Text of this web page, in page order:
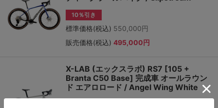
10％引き
標準価格(税込) 550,000円
販売価格(税込) 495,000円
X-LAB (エックスラボ) RS7 [105 +
Branta C50 Base] 完成車 オールラウン
ド エアロロード / Angel Wing White